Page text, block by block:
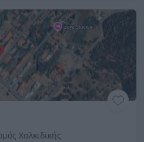
Χαλκιδικής